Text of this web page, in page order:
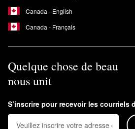
Canada - English
Canada - Français
Quelque chose de beau
nous unit
S’inscrire pour recevoir les courriels